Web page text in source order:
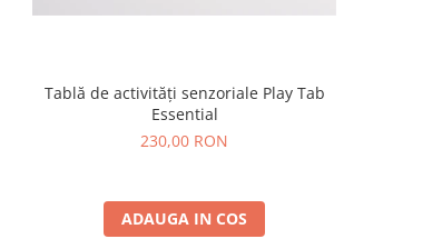
Tablă de activități senzoriale Play Tab
Essential
230,00 RON
ADAUGA IN COS